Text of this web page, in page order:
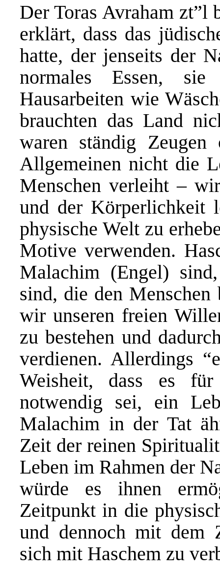
Der Toras Avraham zt”l
erklärt, dass das
hatte, der jenseits der
normales Essen,
Hausarbeiten wie
brauchten das Land
waren ständig
Allgemeinen nicht die
Menschen verleiht –
und der Körperlichkeit
physische Welt zu
Motive verwenden.
Malachim (Engel)
sind, die den
wir unseren freien
zu bestehen und
verdienen. Allerdings
Weisheit, dass es
notwendig sei, ein
Malachim in der Tat
Zeit der reinen
Leben im Rahmen der
würde es ihnen
Zeitpunkt in die
und dennoch mit dem
sich mit Haschem zu